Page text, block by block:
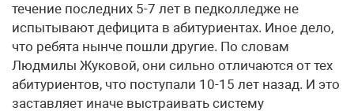
течение последних 5-7 лет в педколледже не
испытывают дефицита в абитуриентах. Иное дело,
что ребята нынче пошли другие. По словам
Людмилы Жуковой, они сильно отличаются от тех
абитуриентов, что поступали 10-15 лет назад. И это
заставляет иначе выстраивать систему